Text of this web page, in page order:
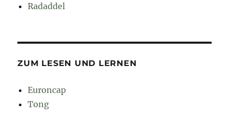
Radaddel
ZUM LESEN UND LERNEN
Euroncap
Tong